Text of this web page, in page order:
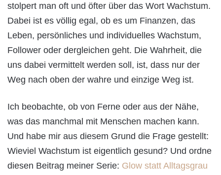
stolpert man oft und öfter über das Wort Wachstum.
Dabei ist es völlig egal, ob es um Finanzen, das
Leben, persönliches und individuelles Wachstum,
Follower oder dergleichen geht. Die Wahrheit, die
uns dabei vermittelt werden soll, ist, dass nur der
Weg nach oben der wahre und einzige Weg ist.
Ich beobachte, ob von Ferne oder aus der Nähe,
was das manchmal mit Menschen machen kann.
Und habe mir aus diesem Grund die Frage gestellt:
Wieviel Wachstum ist eigentlich gesund? Und ordne
diesen Beitrag meiner Serie: Glow statt Alltagsgrau